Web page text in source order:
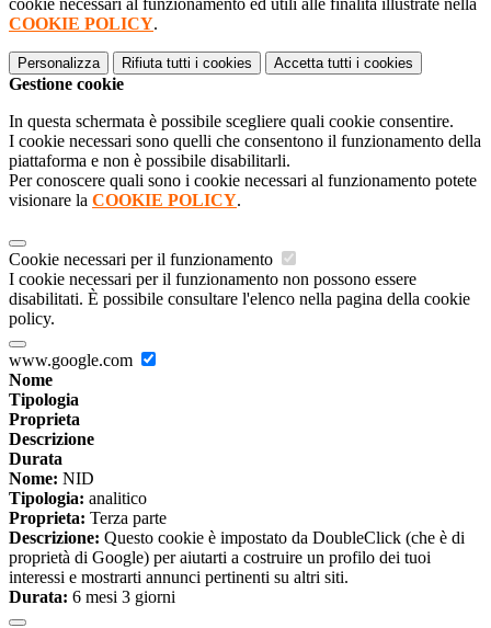
cookie necessari al funzionamento ed utili alle finalità illustrate nella
COOKIE POLICY.
Personalizza Rifiuta tutti i cookies Accetta tutti i cookies
Gestione cookie
In questa schermata è possibile scegliere quali cookie consentire.
I cookie necessari sono quelli che consentono il funzionamento della
piattaforma e non è possibile disabilitarli.
Per conoscere quali sono i cookie necessari al funzionamento potete
visionare la COOKIE POLICY.
Cookie necessari per il funzionamento
I cookie necessari per il funzionamento non possono essere
disabilitati. È possibile consultare l'elenco nella pagina della cookie
policy.
www.google.com
Nome
Tipologia
Proprieta
Descrizione
Durata
Nome: NID
Tipologia: analitico
Proprieta: Terza parte
Descrizione: Questo cookie è impostato da DoubleClick (che è di
proprietà di Google) per aiutarti a costruire un profilo dei tuoi
interessi e mostrarti annunci pertinenti su altri siti.
Durata: 6 mesi 3 giorni